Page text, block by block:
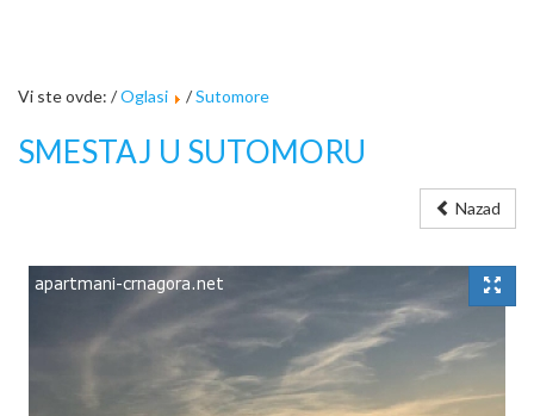
Vi ste ovde: /Oglasi /Sutomore
SMESTAJ U SUTOMORU
Nazad